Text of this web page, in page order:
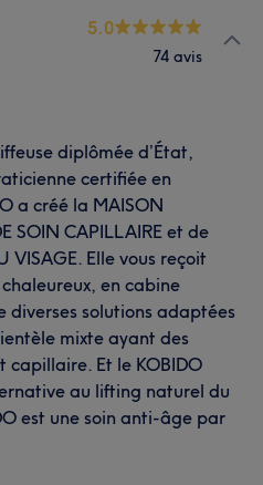
5.0
74 avis
diplômée d’État,
certifiée en
a créé la MAISON
SOIN CAPILLAIRE et de
VISAGE. Elle vous reçoit
en cabine
diverses solutions adaptées
mixte ayant des
Et le KOBIDO
au lifting naturel du
est une soin anti-âge par